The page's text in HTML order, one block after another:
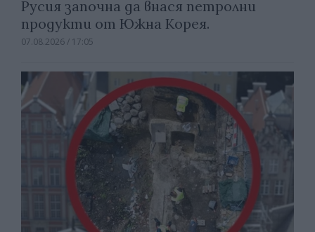
Русия започна да внася петролни
продукти от Южна Корея.
07.08.2026 / 17:05